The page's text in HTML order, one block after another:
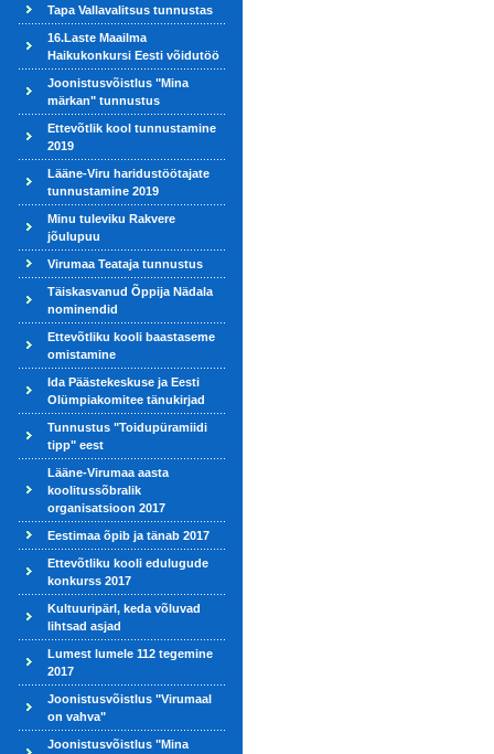
Tapa Vallavalitsus tunnustas
16.Laste Maailma
Haikukonkursi Eesti võidutöö
Joonistusvõistlus "Mina
märkan" tunnustus
Ettevõtlik kool tunnustamine
2019
Lääne-Viru haridustöötajate
tunnustamine 2019
Minu tuleviku Rakvere
jõulupuu
Virumaa Teataja tunnustus
Täiskasvanud Õppija Nädala
nominendid
Ettevõtliku kooli baastaseme
omistamine
Ida Päästekeskuse ja Eesti
Olümpiakomitee tänukirjad
Tunnustus "Toidupüramiidi
tipp" eest
Lääne-Virumaa aasta
koolitussõbralik
organisatsioon 2017
Eestimaa õpib ja tänab 2017
Ettevõtliku kooli edulugude
konkurss 2017
Kultuuripärl, keda võluvad
lihtsad asjad
Lumest lumele 112 tegemine
2017
Joonistusvõistlus "Virumaal
on vahva"
Joonistusvõistlus "Mina